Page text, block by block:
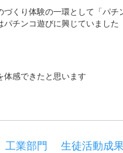
くり体験の一環として「パ
チンコ遊びに興じていました
感できたと思います
業部門 生徒活動成